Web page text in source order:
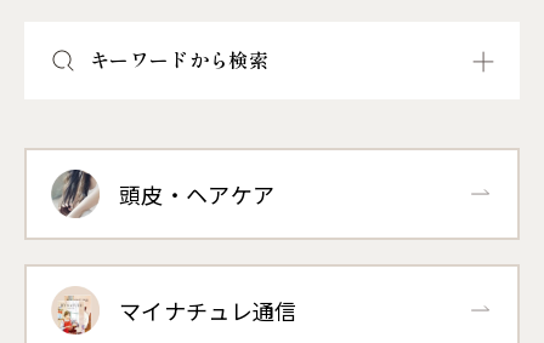
キーワードから検索
頭皮・ヘアケア
マイナチュレ通信